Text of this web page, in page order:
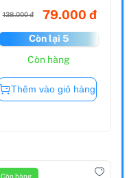
138.000 đ 79.000 đ
Còn lại 5
Còn hàng
Thêm vào giỏ hàng
Còn hàng